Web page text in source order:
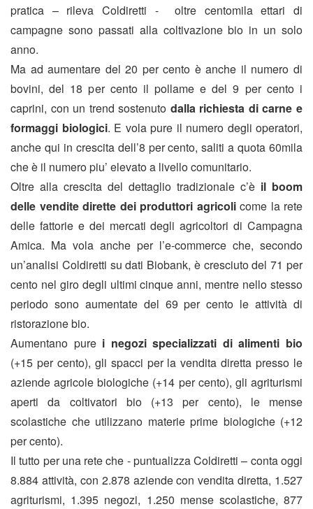
pratica – rileva Coldiretti - oltre centomila ettari di
campagne sono passati alla coltivazione bio in un solo
anno.
Ma ad aumentare del 20 per cento è anche il numero di
bovini, del 18 per cento il pollame e del 9 per cento i
caprini, con un trend sostenuto dalla richiesta di carne e
formaggi biologici. E vola pure il numero degli operatori,
anche qui in crescita dell’8 per cento, saliti a quota 60mila
che è il numero piu’ elevato a livello comunitario.
Oltre alla crescita del dettaglio tradizionale c’è il boom
delle vendite dirette dei produttori agricolicome la rete
delle fattorie e dei mercati degli agricoltori di Campagna
Amica. Ma vola anche per l’e-commerce che, secondo
un’analisi Coldiretti su dati Biobank, è cresciuto del 71 per
cento nel giro degli ultimi cinque anni, mentre nello stesso
periodo sono aumentate del 69 per cento le attività di
ristorazione bio.
Aumentano purei negozi specializzati di alimenti bio
(+15 per cento), gli spacci per la vendita diretta presso le
aziende agricole biologiche (+14 per cento), gli agriturismi
aperti da coltivatori bio (+13 per cento), le mense
scolastiche che utilizzano materie prime biologiche (+12
per cento).
Il tutto per una rete che - puntualizza Coldiretti – conta oggi
8.884 attività, con 2.878 aziende con vendita diretta, 1.527
agriturismi, 1.395 negozi, 1.250 mense scolastiche, 877